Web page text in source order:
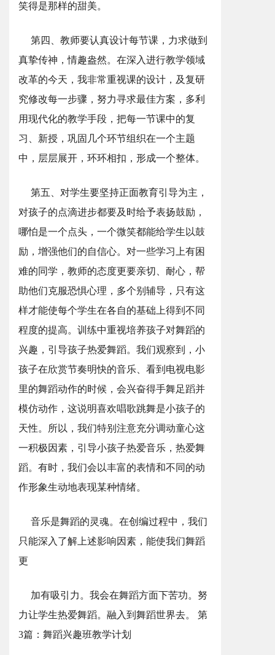
笑得是那样的甜美。
第四、教师要认真设计每节课，力求做到
真挚传神，情趣盎然。在深入进行教学领域
改革的今天，我非常重视课的设计，及复研
究修改每一步骤，努力寻求最佳方案，多利
用现代化的教学手段，把每一节课中的复
习、新授，巩固几个环节组织在一个主题
中，层层展开，环环相扣，形成一个整体。
第五、对学生要坚持正面教育引导为主，
对孩子的点滴进步都要及时给予表扬鼓励，
哪怕是一个点头，一个微笑都能给学生以鼓
励，增强他们的自信心。对一些学习上有困
难的同学，教师的态度更要亲切、耐心，帮
助他们克服恐惧心理，多个别辅导，只有这
样才能使每个学生在各自的基础上得到不同
程度的提高。训练中重视培养孩子对舞蹈的
兴趣，引导孩子热爱舞蹈。我们观察到，小
孩子在欣赏节奏明快的音乐、看到电视电影
里的舞蹈动作的时候，会兴奋得手舞足蹈并
模仿动作，这说明喜欢唱歌跳舞是小孩子的
天性。所以，我们特别注意充分调动童心这
一积极因素，引导小孩子热爱音乐，热爱舞
蹈。有时，我们会以丰富的表情和不同的动
作形象生动地表现某种情绪。
音乐是舞蹈的灵魂。在创编过程中，我们
只能深入了解上述影响因素，能使我们舞蹈
更
加有吸引力。我会在舞蹈方面下苦功。努
力让学生热爱舞蹈。融入到舞蹈世界去。 第
3篇：舞蹈兴趣班教学计划